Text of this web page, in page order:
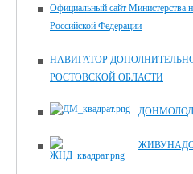
Официальный сайт Министерства
Российской Федерации
НАВИГАТОР
РОСТОВСКОЙ ОБЛАСТИ